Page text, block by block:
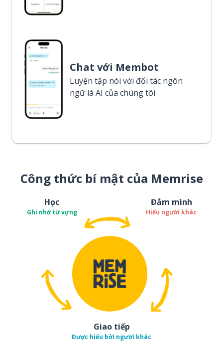
Chat với Membot
Luyện tập nói với đối tác ngôn
ngữ là AI của chúng tôi
Công thức bí mật của Memrise
Học
Ghi nhớ từ vựng
Đắm mình
Hiểu người khác
Giao tiếp
Được hiểu bởi người khác